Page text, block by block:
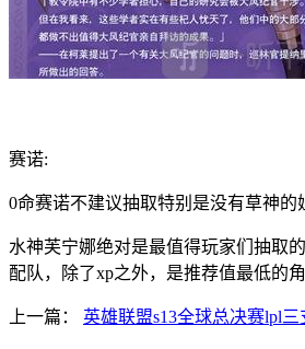
赛诺:
0命赛诺不建议抽取特别是没有草神的
水神芙宁娜绝对是最值得玩家们抽取
配队，除了xp之外，是推荐值最低的角
上一篇： 英雄联盟s13全球总决赛lpl